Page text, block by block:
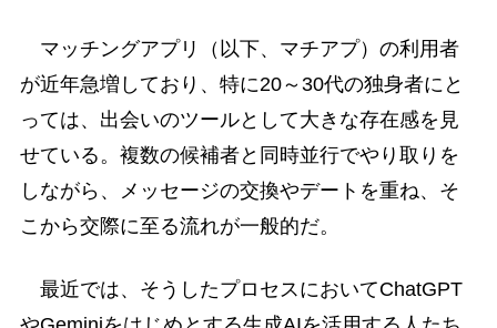
マッチングアプリ（以下、マチアプ）の利用者
が近年急増しており、特に20～30代の独身者にと
っては、出会いのツールとして大きな存在感を見
せている。複数の候補者と同時並行でやり取りを
しながら、メッセージの交換やデートを重ね、そ
こから交際に至る流れが一般的だ。
最近では、そうしたプロセスにおいてChatGPT